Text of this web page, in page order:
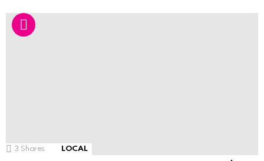
3 Shares LOCAL